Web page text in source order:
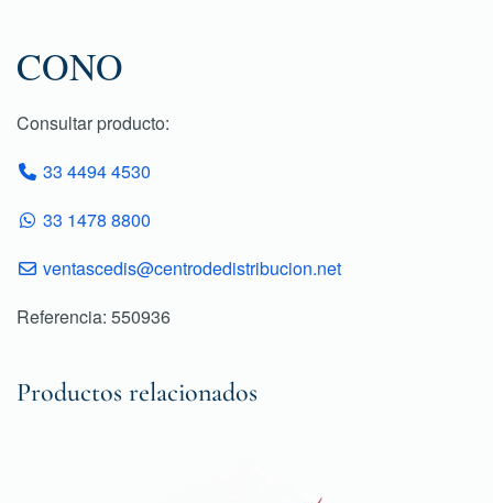
CONO
Consultar producto:
33 4494 4530
33 1478 8800
ventascedis@centrodedistribucion.net
Referencia: 550936
Productos relacionados